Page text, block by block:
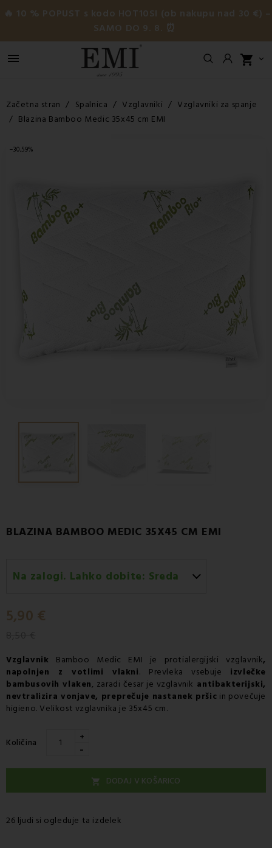
🔥 10 % POPUST s kodo HOT10SI (ob nakupu nad 30 €) –
SAMO DO 9. 8. ⏰
 shopping_cart 
Začetna stran Spalnica Vzglavniki
Vzglavniki za spanje
Blazina Bamboo Medic 35x45 cm EMI
−30,59%
BLAZINA BAMBOO MEDIC 35X45 CM EMI
Na zalogi. Lahko dobite: Sreda
5,90 €
Vzglavnik Bamboo Medic EMI je protialergijski vzglavnik,
napolnjen z votlimi vlakni. Prevleka vsebuje izvlečke
bambusovih vlaken, zaradi česar je vzglavnik antibakterijski,
nevtralizira vonjave, preprečuje nastanek pršic in povečuje
higieno. Velikost vzglavnika je 35x45 cm.
Količina +
-
 DODAJ V KOŠARICO
26 ljudi si ogleduje ta izdelek